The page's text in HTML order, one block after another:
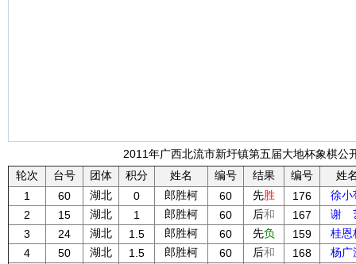
2011年广西北流市新圩镇第五届大地杯象棋公
轮次
台号 团体 积分 姓名 编号 结果 编号
姓
1
60 湖北 0 郎胜柯 60 先胜 176
徐小
2
15 湖北 1 郎胜柯 60 后和 167
谢
3
24 湖北 1.5 郎胜柯 60 先负 159
桂恩
4
50 湖北 1.5 郎胜柯 60 后和 168
杨广